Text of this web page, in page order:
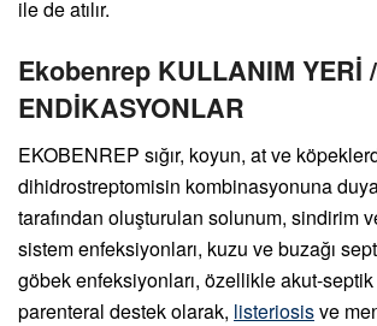
ile de atılır.
Ekobenrep KULLANIM YERİ /
ENDİKASYONLAR
EKOBENREP sığır, koyun, at ve
dihidrostreptomisin kombinasyonuna
tarafından oluşturulan solunum, sindirim
sistem enfeksiyonları, kuzu ve buzağı
göbek enfeksiyonları, özellikle akut-
parenteral destek olarak, listeriosisve